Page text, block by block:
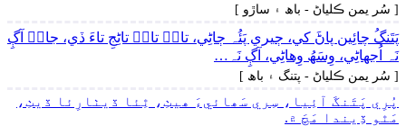
[ سُر يمن ڪلياڻ - باھ ۽ ساڙو ]
پَتَنگُ چائِين پاڻَ کي، ڄيري پَئُہ ڄاڻِي، تانۡ تانۡ تاڻِجِ تاءَ ڏي، جانۡ آڳِ
نَہ اُجهاڻِي، وِسَھُ وِھاڻِي، آڳِ نَہ…
[ سُر يمن ڪلياڻ - پتنگ ۽ باھ ]
پُرِي پَتَنگَ آئِيا، سِري سَھائيءَ ھيٺِ، ٿِئا ڏيٺارِئا ڏيٺِ،
مَٿو ڏِيندا مَچَ ۾.